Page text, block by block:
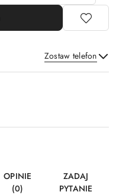
Zostaw telefon
OPINIE
(0)
ZADAJ
PYTANIE